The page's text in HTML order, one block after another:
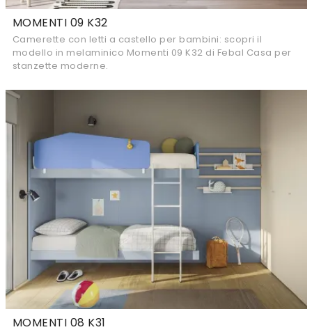
MOMENTI 09 K32
Camerette con letti a castello per bambini: scopri il
modello in melaminico Momenti 09 K32 di Febal Casa per
stanzette moderne.
MOMENTI 08 K31